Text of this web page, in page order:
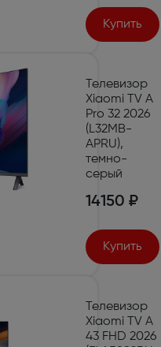
Купить
Телевизор
Xiaomi TV A
Pro 32 2026
(L32MB-
APRU),
темно-
серый
14150 ₽
Купить
Телевизор
Xiaomi TV A
43 FHD 2026